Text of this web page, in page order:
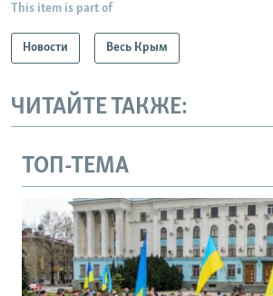
This item is part of
Новости Весь Крым
ЧИТАЙТЕ ТАКЖЕ:
ТОП-ТЕМА